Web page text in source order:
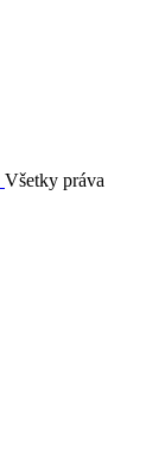
Všetky práva